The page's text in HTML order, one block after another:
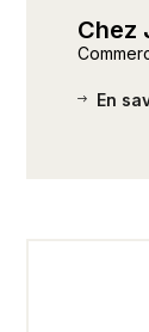
Chez
En